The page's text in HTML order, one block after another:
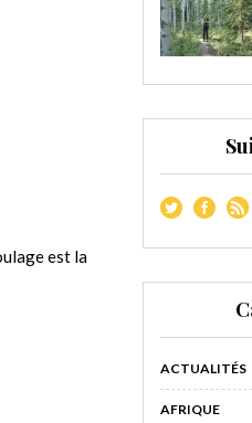
est la
ACTUALITÉS
AFRIQUE